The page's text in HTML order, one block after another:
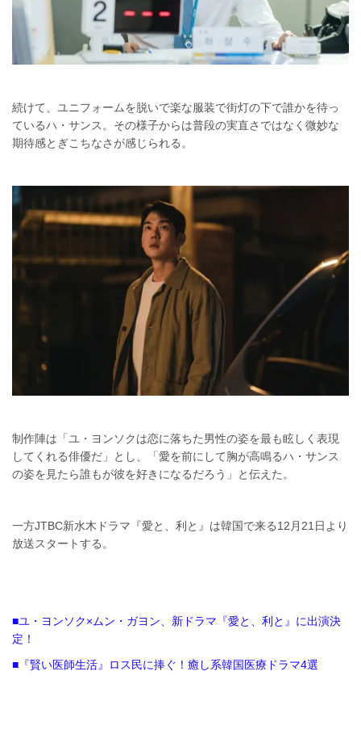
続けて、ユニフォームを脱いで楽な服装で街灯の下で誰かを待っ
ているハ・サンス。その様子からは普段の実直さではなく微妙な
期待感とぎこちなさが感じられる。
制作陣は「ユ・ヨンソクは恋に落ちた男性の姿を最も眩しく表現
してくれる俳優だ」とし、「愛を前にして胸が高鳴るハ・サンス
の姿を見たら誰もが彼を好きになるだろう」と伝えた。
一方JTBC新水木ドラマ『愛と、利と』は韓国で来る12月21日より
放送スタートする。
■ユ・ヨンソク×ムン・ガヨン、新ドラマ『愛と、利と』に出演決
定！
■『賢い医師生活』ロス民に捧ぐ！癒し系韓国医療ドラマ4選